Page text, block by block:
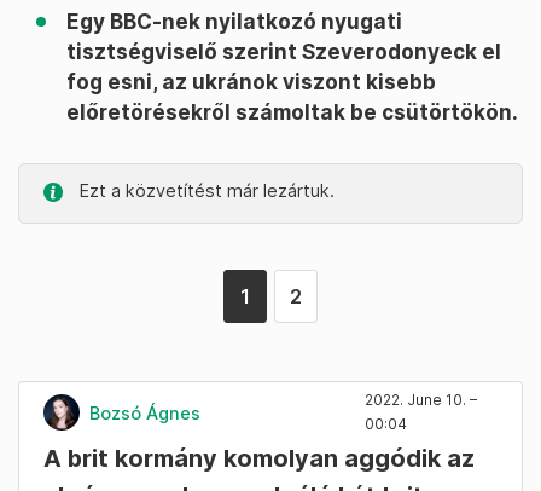
Egy BBC-nek nyilatkozó nyugati
tisztségviselő szerint Szeverodonyeck el
fog esni, az ukránok viszont kisebb
előretörésekről számoltak be csütörtökön.
Ezt a közvetítést már lezártuk.
1 2
Bozsó Ágnes
2022. June 10. –
00:04
A brit kormány komolyan aggódik az